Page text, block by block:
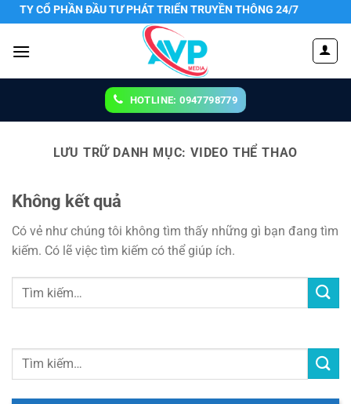
Chuyển
đến
nội
TY CỔ PHẦN ĐẦU TƯ PHÁT TRIỂN TRUYỀN THÔNG 24/7
HOTLINE: 0947798779
LƯU TRỮ DANH MỤC:VIDEO THỂ THAO
Không kết quả
Có vẻ như chúng tôi không tìm thấy những gì bạn đang tìm
kiếm. Có lẽ việc tìm kiếm có thể giúp ích.